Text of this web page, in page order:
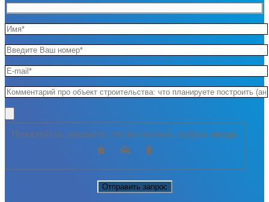
Пожалуйста, докажите, что вы человек, выбрав звезда.